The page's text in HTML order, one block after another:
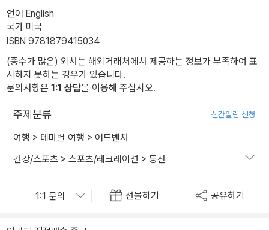
언어 English
국가 미국
ISBN 9781879415034
(종수가 많은) 외서는 해외거래처에서 제공하는 정보가 부족하여 표
시하지 못하는 경우가 있습니다.
문의사항은 1:1 상담을 이용해 주십시오.
주제분류 신간알림 신청
여행 > 테마별 여행 > 어드벤처
건강/스포츠 > 스포츠/레크레이션 > 등산
선물하기 공유하기